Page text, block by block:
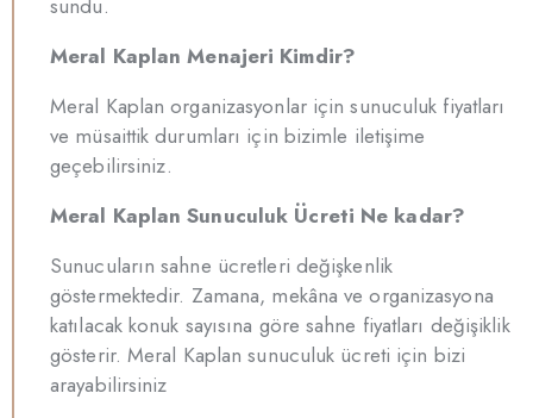
sundu.
Meral Kaplan Menajeri Kimdir?
Meral Kaplan organizasyonlar için sunuculuk fiyatları
ve müsaittik durumları için bizimle iletişime
geçebilirsiniz.
Meral Kaplan Sunuculuk Ücreti Ne kadar?
Sunucuların sahne ücretleri değişkenlik
göstermektedir. Zamana, mekâna ve organizasyona
katılacak konuk sayısına göre sahne fiyatları değişiklik
gösterir. Meral Kaplan sunuculuk ücreti için bizi
arayabilirsiniz